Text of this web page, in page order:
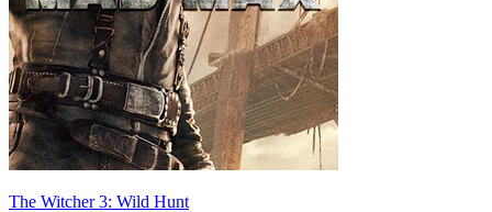
The Witcher 3: Wild Hunt